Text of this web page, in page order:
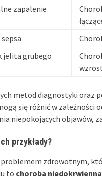
zapalenie
jelita grubego
metod diagnostyki oraz
się różnić w
niepokojących objawów,
przykłady?
problemem zdrowotnym,
to choroba